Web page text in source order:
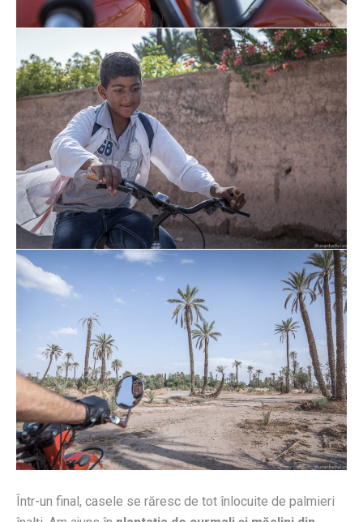
Într-un final, casele se răresc de tot înlocuite de palmieri